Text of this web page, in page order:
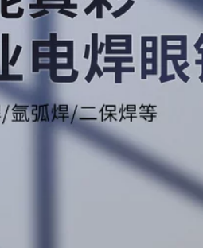
Mặt nạ bảo hộ hàn
tự động, mặt nạ nhẹ,
kính chuyên dụng
cho thợ hàn hồ
quang argon, mũ
hàn mặt nạ hàn xỉ
590,000
Mặt nạ hàn quang
điện biến thiên
hoàn toàn tự động
với mũ bảo hiểm